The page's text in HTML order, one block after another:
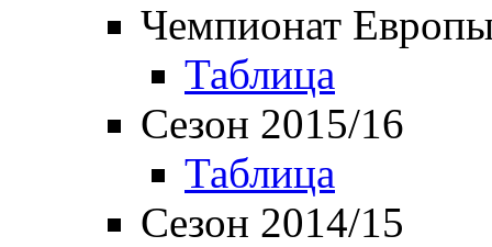
Чемпионат
Таблица
Сезон 2015/16
Таблица
Сезон 2014/15